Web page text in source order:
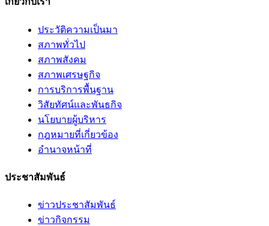
ประวัติความเป็นมา
สภาพทั่วไป
สภาพสังคม
สภาพเศรษฐกิจ
การบริการพื้นฐาน
วิสัยทัศน์และพันธกิจ
นโยบายผู้บริหาร
กฎหมายที่เกี่ยวข้อง
อํานาจหน้าที่
ประชาสัมพันธ์
ข่าวประชาสัมพันธ์
ข่าวกิจกรรม